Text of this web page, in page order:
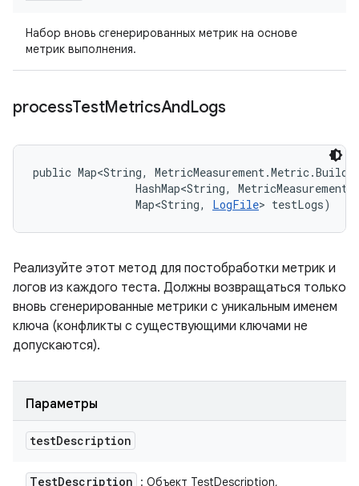
Набор вновь сгенерированных метрик на основе
метрик выполнения.
processTestMetricsAndLogs
public Map<String,
HashMap<String,
                Map<String,
LogFile> testLogs)
Реализуйте этот метод для постобработки метрик и
логов из каждого теста. Должны возвращаться только
вновь сгенерированные метрики с уникальным именем
ключа (конфликты с существующими ключами не
допускаются).
Параметры
testDescription
TestDescription
: Объект TestDescription,